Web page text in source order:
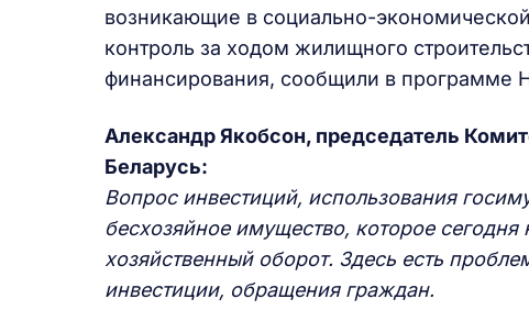
возникающие в социально-
контроль за ходом жилищного
финансирования, сообщили в программе
Александр Якобсон, председатель
Беларусь:
Вопрос инвестиций, использования
бесхозяйное имущество, которое
хозяйственный оборот. Здесь есть
инвестиции, обращения граждан.